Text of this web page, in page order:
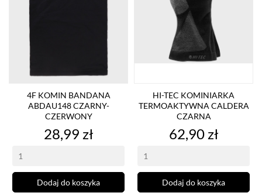
4F KOMIN BANDANA
ABDAU148 CZARNY-
CZERWONY
Cena
28,99 zł
Dodaj do koszyka
HI-TEC KOMINIARKA
TERMOAKTYWNA CALDERA
CZARNA
Cena
62,90 zł
Dodaj do koszyka